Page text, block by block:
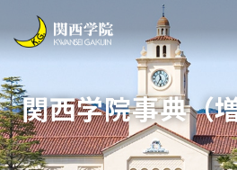
メ
関西学院事典（